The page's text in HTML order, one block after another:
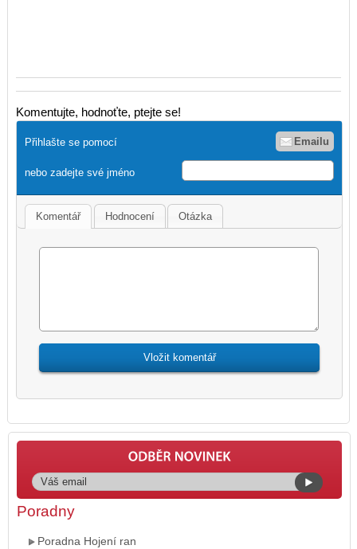
Komentujte, hodnoťte, ptejte se!
Přihlašte se pomocí Emailu
nebo zadejte své jméno
Komentář Hodnocení Otázka
Poradny
Poradna Hojení ran